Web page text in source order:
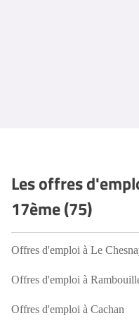
Les offres
17ème (75)
Offres d'emploi à Le
Offres d'emploi à
Offres d'emploi à Cachan